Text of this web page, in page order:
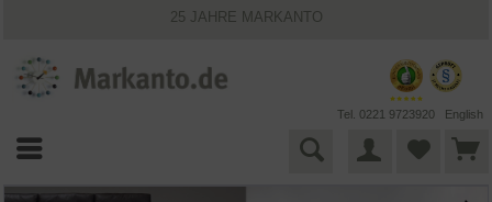
25 JAHRE MARKANTO
VIELFÄLTIGE ZAHLUNGSMÖGLICHKEITEN
Tel. 0221 9723920 English